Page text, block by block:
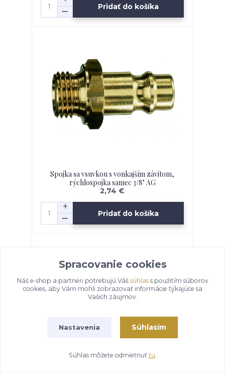
Pridať do košíka
Spojka sa vsuvkou s vonkajším závitom,
rýchlospojka samec 3/8" AG
2,74 €
Pridať do košíka
Spracovanie cookies
Náš e-shop a partneri potrebujú Váš súhlass použitím súborov
cookies, aby Vám mohli zobrazovať informácie týkajúce sa
Vašich záujmov.
Nastavenia Súhlasím
Súhlas môžete odmietnuť tu